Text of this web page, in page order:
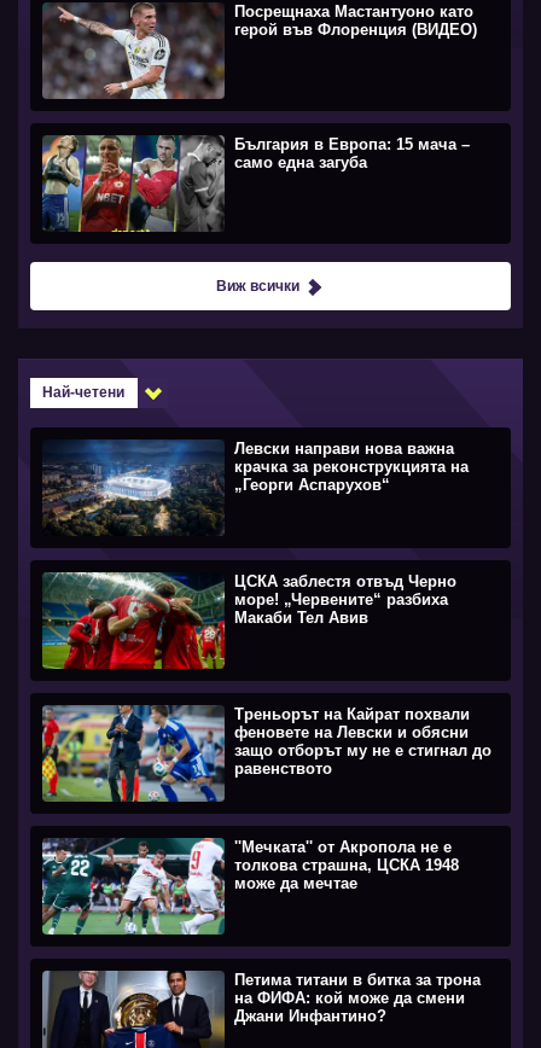
Посрещнаха Мастантуоно като
герой във Флоренция (ВИДЕО)
България в Европа: 15 мача –
само една загуба
Виж всички
Най-четени
Левски направи нова важна
крачка за реконструкцията на
„Георги Аспарухов“
ЦСКА заблестя отвъд Черно
море! „Червените“ разбиха
Макаби Тел Авив
Треньорът на Кайрат похвали
феновете на Левски и обясни
защо отборът му не е стигнал до
равенството
''Мечката'' от Акропола не е
толкова страшна, ЦСКА 1948
може да мечтае
Петима титани в битка за трона
на ФИФА: кой може да смени
Джани Инфантино?